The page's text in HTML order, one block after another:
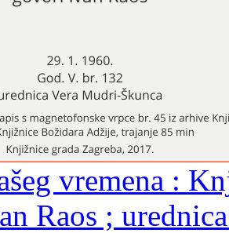
vremena :
Raos ;